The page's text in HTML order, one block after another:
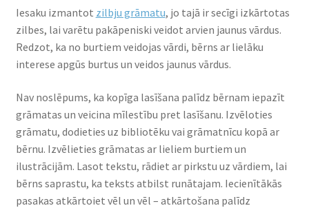
Iesaku izmantot zilbju grāmatu, jo tajā ir secīgi izkārtotas
zilbes, lai varētu pakāpeniski veidot arvien jaunus vārdus.
Redzot, ka no burtiem veidojas vārdi, bērns ar lielāku
interese apgūs burtus un veidos jaunus vārdus.
Nav noslēpums, ka kopīga lasīšana palīdz bērnam iepazīt
grāmatas un veicina mīlestību pret lasīšanu. Izvēloties
grāmatu, dodieties uz bibliotēku vai grāmatnīcu kopā ar
bērnu. Izvēlieties grāmatas ar lieliem burtiem un
ilustrācijām. Lasot tekstu, rādiet ar pirkstu uz vārdiem, lai
bērns saprastu, ka teksts atbilst runātajam. Iecienītākās
pasakas atkārtoiet vēl un vēl – atkārtošana palīdz